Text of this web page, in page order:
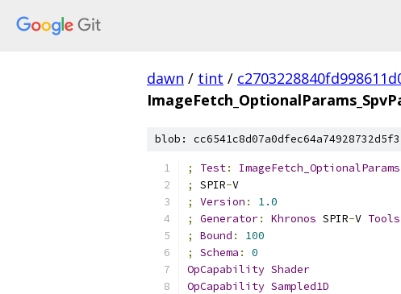
dawn / tint /
blob:
; Test:
;
SPIR-V
;
Version :
1.0
;
Generator: Khronos SPIR-V Tools
;
Bound :
100
;
Schema :
0
OpCapability Shader
OpCapability Sampled1D